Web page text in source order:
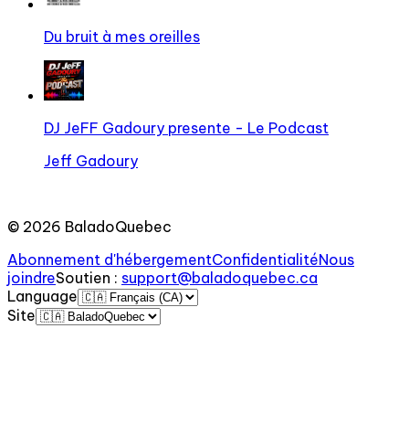
Du bruit à mes oreilles
DJ JeFF Gadoury presente - Le Podcast
Jeff Gadoury
© 2026 BaladoQuebec
Abonnement d'hébergementConfidentialitéNous
joindreSoutien : support@baladoquebec.ca
Language
Site